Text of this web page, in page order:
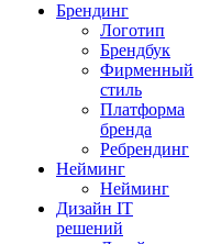
Брендинг
Логотип
Брендбук
Фирменный
стиль
Платформа
бренда
Ребрендинг
Нейминг
Нейминг
Дизайн IT
решений